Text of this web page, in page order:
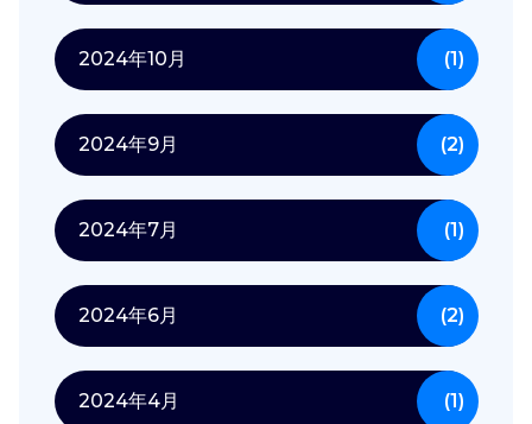
2024年10月 (1)
2024年9月 (2)
2024年7月 (1)
2024年6月 (2)
2024年4月 (1)